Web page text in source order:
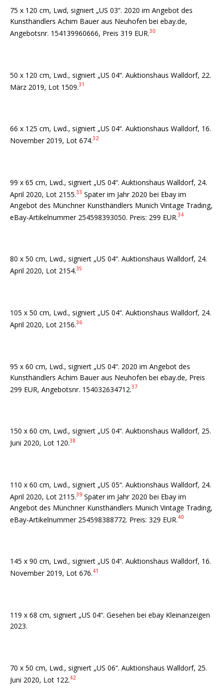
75 x 120 cm, Lwd, signiert „US 03“. 2020 im Angebot des
Kunsthändlers Achim Bauer aus Neuhofen bei ebay.de,
Angebotsnr. 154139960666, Preis 319 EUR.30
50 x 120 cm, Lwd., signiert „US 04“. Auktionshaus Walldorf, 22.
März 2019, Lot 1509.31
66 x 125 cm, Lwd., signiert „US 04“. Auktionshaus Walldorf, 16.
November 2019, Lot 674.32
99 x 65 cm, Lwd., signiert „US 04“. Auktionshaus Walldorf, 24.
April 2020, Lot 2155.33 Später im Jahr 2020 bei Ebay im
Angebot des Münchner Kunsthändlers Munich Vintage Trading,
eBay-Artikelnummer 254598393050. Preis: 299 EUR.34
80 x 50 cm, Lwd., signiert „US 04“. Auktionshaus Walldorf, 24.
April 2020, Lot 2154.35
105 x 50 cm, Lwd., signiert „US 04“. Auktionshaus Walldorf, 24.
April 2020, Lot 2156.36
95 x 60 cm, Lwd., signiert „US 04“. 2020 im Angebot des
Kunsthändlers Achim Bauer aus Neuhofen bei ebay.de, Preis
299 EUR, Angebotsnr. 154032634712.37
150 x 60 cm, Lwd., signiert „US 04“. Auktionshaus Walldorf, 25.
Juni 2020, Lot 120.38
110 x 60 cm, Lwd., signiert „US 05“. Auktionshaus Walldorf, 24.
April 2020, Lot 2115.39 Später im Jahr 2020 bei Ebay im
Angebot des Münchner Kunsthändlers Munich Vintage Trading,
eBay-Artikelnummer 254598388772. Preis: 329 EUR.40
145 x 90 cm, Lwd., signiert „US 04“. Auktionshaus Walldorf, 16.
November 2019, Lot 676.41
119 x 68 cm, signiert „US 04“. Gesehen bei ebay Kleinanzeigen
2023.
70 x 50 cm, Lwd., signiert „US 06“. Auktionshaus Walldorf, 25.
Juni 2020, Lot 122.42